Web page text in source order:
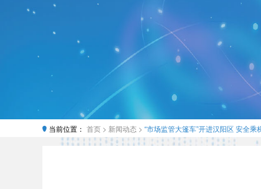
当前位置： 首页 > 新闻动态 > “市场监管大篷车”开进汉阳区 安全乘